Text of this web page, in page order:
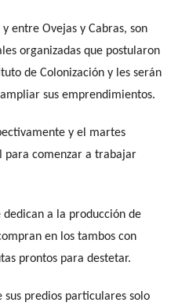
entre Ovejas y Cabras, son
organizadas que postularon
de Colonización y les serán
sus emprendimientos.
y el martes
comenzar a trabajar
dedican a la producción de
en los tambos con
prontos para destetar.
predios particulares solo